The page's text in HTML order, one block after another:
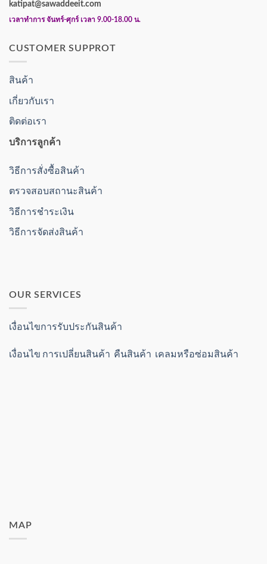
katipat@sawaddeeit.com
เวลาทำการ จันทร์-ศุกร์ เวลา 9.00-18.00 น.
CUSTOMER SUPPROT
สินค้า
เกี่ยวกับเรา
ติดต่อเรา
บริการลูกค้า
วิธีการสั่งซื้อสินค้า
ตรวจสอบสถานะสินค้า
วิธีการชำระเงิน
วิธีการจัดส่งสินค้า
OUR SERVICES
เงื่อนไขการรับประกันสินค้า
เงื่อนไข การเปลี่ยนสินค้า คืนสินค้า เคลมหรือซ่อมสินค้า
MAP